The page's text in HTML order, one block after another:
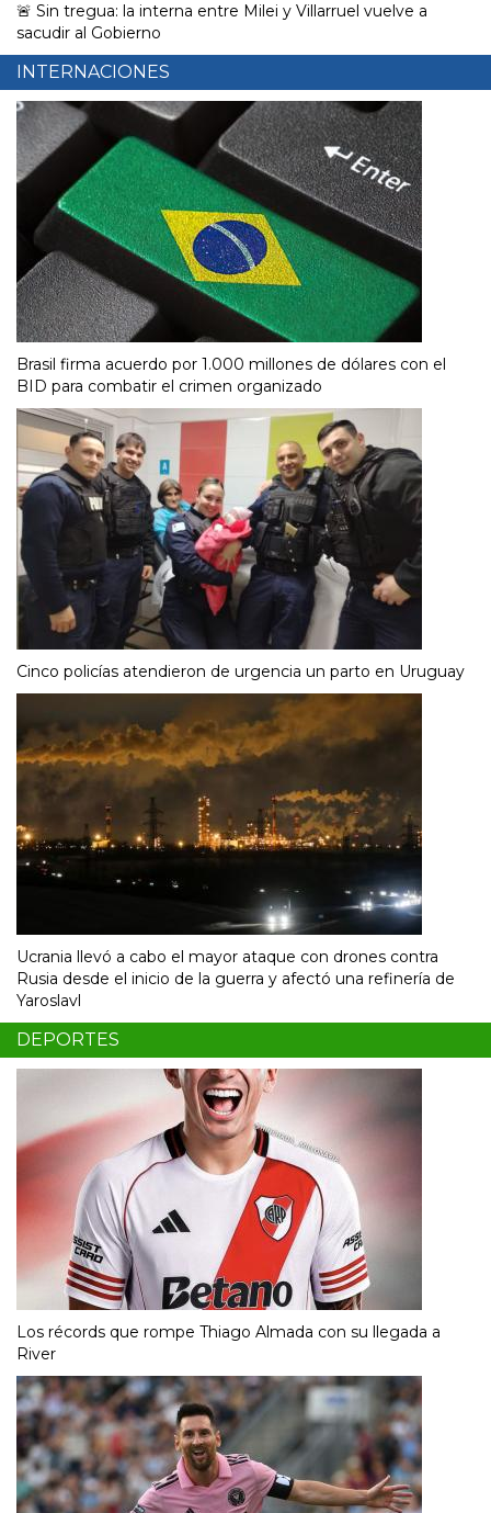
🚨 Sin tregua: la interna entre Milei y Villarruel vuelve a
sacudir al Gobierno
INTERNACIONES
Brasil firma acuerdo por 1.000 millones de dólares con el
BID para combatir el crimen organizado
Cinco policías atendieron de urgencia un parto en Uruguay
Ucrania llevó a cabo el mayor ataque con drones contra
Rusia desde el inicio de la guerra y afectó una refinería de
Yaroslavl
DEPORTES
Los récords que rompe Thiago Almada con su llegada a
River